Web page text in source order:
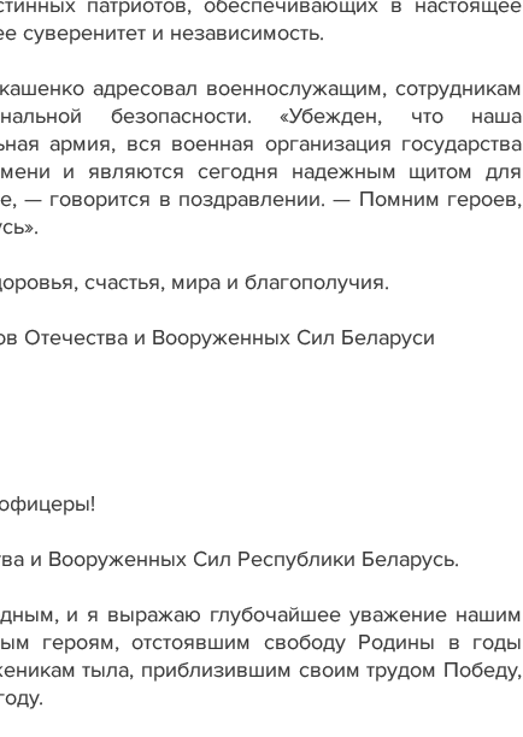
и независимость.
адресовал военнослужащим, сотрудникам
безопасности. «Убежден, что наша
армия, вся военная организация государства
и являются сегодня надежным щитом для
— говорится в поздравлении. — Помним героев,
счастья, мира и благополучия.
Отечества и Вооруженных Сил Беларуси
и Вооруженных Сил Республики Беларусь.
и я выражаю глубочайшее уважение нашим
героям, отстоявшим свободу Родины в годы
тыла, приблизившим своим трудом Победу,